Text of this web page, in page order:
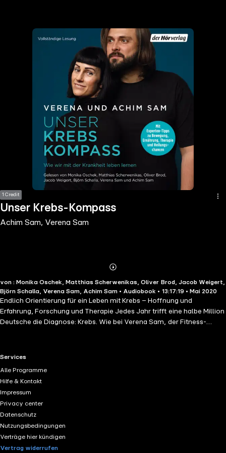
1 Credit
Unser Krebs-Kompass
Achim Sam, Verena Sam
Mehr
Details
von : Monika Oschek, Matthias Scherwenikas, Oliver Brod, Jacob Weigert,
Björn Schalla, Verena Sam, Achim Sam • Audiobook • 13:17:19 • Mai 2020
Endlich Orientierung für ein Leben mit Krebs – Hoffnung und
Erfahrung, Forschung und Therapie Jedes Jahr trifft eine halbe Million
Deutsche die Diagnose: Krebs. Wie bei Verena Sam, der Fitness-
sucht sie bei diversen Wissenschaftlern Rat: Wie soll sie weiterleben?
essen? Vegan oder Fleisch? Unterstützt Vitamin C das Immunsystem
Erfahrungen zu möglichen Therapien, zur Verbesserung der
Lebensqualität, zu psychotherapeutischen Begleitmaßnahmen und
zum Umgang im Alltag mit Krebs.Exklusiv im Hörbuch: mit
persönlichem Grußwort der Autoren. Zur Lesung erhalten Sie
außerdem ein pdf, das u. a. wichtige Adressen, die Bibliografie und
Zusatzmaterial enthält. Ungekürzte Lesung mit Monika Oschek,
RTL+ useful links.
Services
Alle Programme
Hilfe & Kontakt
Impressum
Privacy center
Datenschutz
Nutzungsbedingungen
Verträge hier kündigen
Vertrag widerrufen